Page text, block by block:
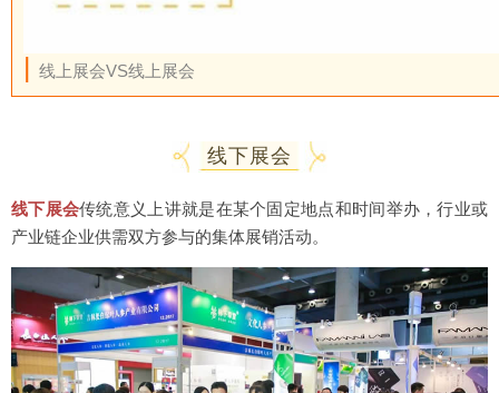
| 线上展会VS线上展会
线下展会
线下展会传统意义上讲就是在某个固定地点和时间举办，行业或
产业链企业供需双方参与的集体展销活动。